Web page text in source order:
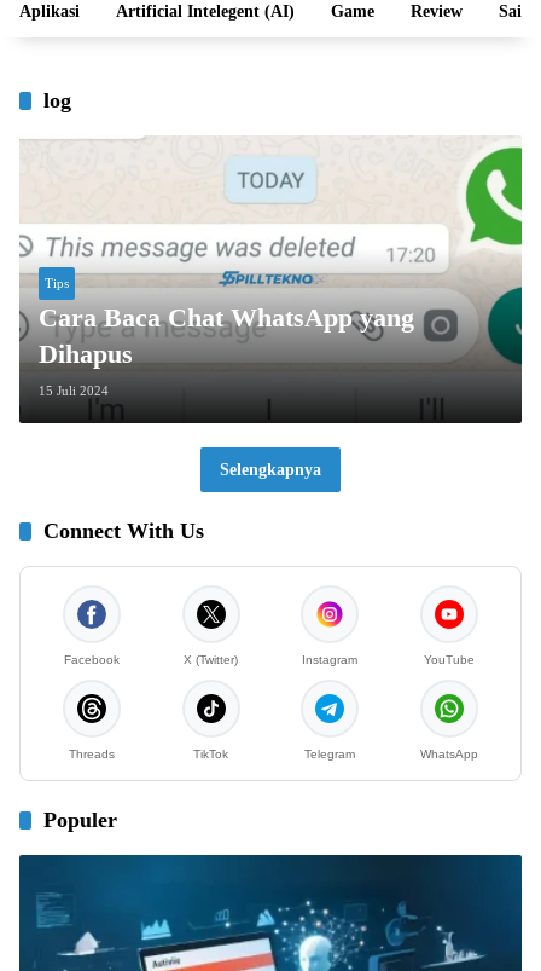
Aplikasi Artificial Intelegent (AI) Game Review Sains
log
Tips
Cara Baca Chat WhatsApp yang
Dihapus
15 Juli 2024
Selengkapnya
Connect With Us
Facebook X (Twitter) Instagram YouTube
Threads TikTok Telegram WhatsApp
Populer